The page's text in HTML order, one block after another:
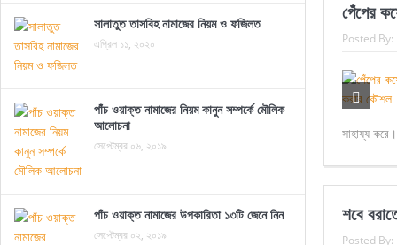
পেঁপের
Posted By:
সাহায্য
শবে
Posted By:
সালাতুত তাসবিহ নামাজের নিয়ম ও ফজিলত
এপ্রিল ১১, ২০২০
পাঁচ ওয়াক্ত নামাজের নিয়ম কানুন সম্পর্কে মৌলিক
আলোচনা
সেপ্টেম্বর ০৬, ২০১৯
পাঁচ ওয়াক্ত নামাজের উপকারিতা ১৩টি জেনে নিন
সেপ্টেম্বর ০২, ২০১৯